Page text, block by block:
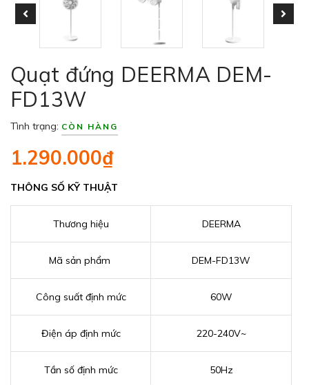
Quạt đứng DEERMA DEM-
FD13W
Tình trạng: CÒN HÀNG
1.290.000₫
THÔNG SỐ KỸ THUẬT
Thương hiệu DEERMA
Mã sản phẩm DEM-FD13W
Công suất định mức 60W
Điện áp định mức 220-240V~
Tần số định mức 50Hz